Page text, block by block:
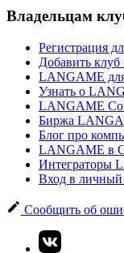
Владельцам
Регистрация
Добавить клуб
LANGAME
Узнать о
LANGAME
Биржа
Блог про
LANGAME в
Интеграторы
Вход в личный
Сообщить об